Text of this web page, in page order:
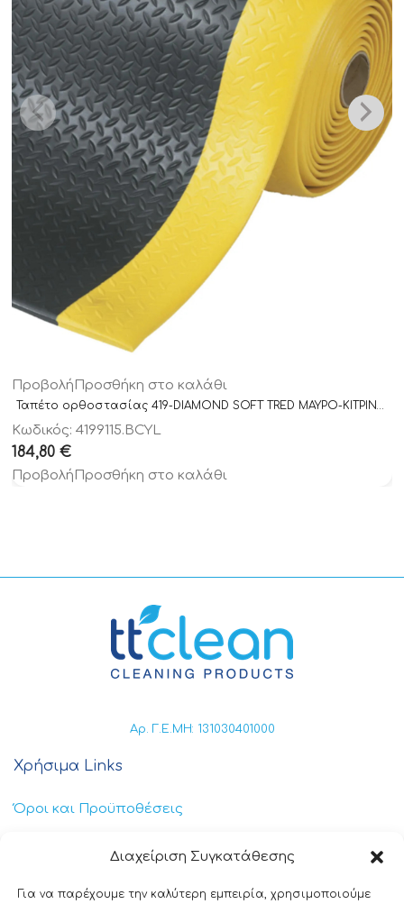
Διαχείριση Συγκατάθεσης
Για να παρέχουμε την καλύτερη εμπειρία, χρησιμοποιούμε
Προβολή Προσθήκη στο καλάθι
Κωδικός: 4199115.BCYL
184,80 €
Προβολή Προσθήκη στο καλάθι
Αρ. Γ.Ε.ΜΗ: 131030401000
Χρήσιμα Links
Όροι και Προϋποθέσεις
Πολιτική Απορρήτου
Πολιτική Cookies